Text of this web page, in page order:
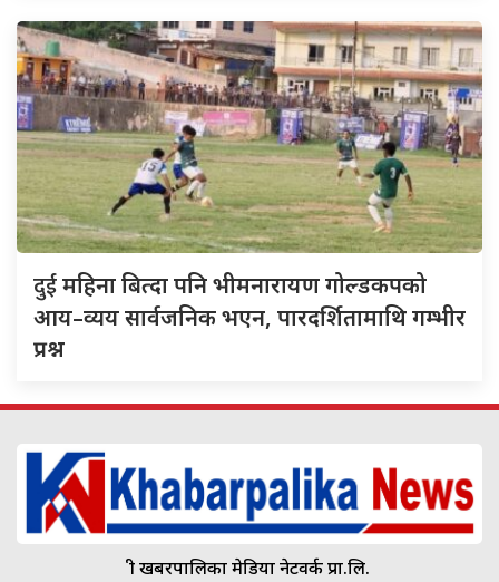
दुईमहिना बित्दा पनि भीमनारायण गोल्डकपको
आय–व्यय सार्वजनिक भएन, पारदर्शितामाथि गम्भीर
प्रश्न
श्री खबरपालिका मेडिया नेटवर्क प्रा.लि.